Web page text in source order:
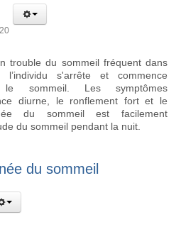
trouble du sommeil fréquent dans
s'arrête et commence
le sommeil. Les symptômes
diurne, le ronflement fort et le
du sommeil est facilement
du sommeil pendant la nuit.
du sommeil